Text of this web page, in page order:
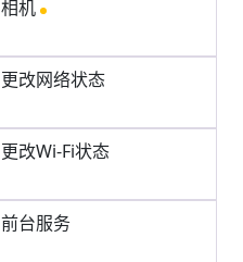
相机
更改网络状态
更改Wi-Fi状态
前台服务